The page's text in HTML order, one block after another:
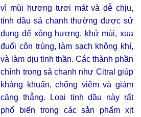
vì mùi hương tươi mát và dễ chịu,
tinh dầu sả chanh thường được sử
dụng để xông hương, khử mùi, xua
đuổi côn trùng, làm sạch không khí,
và làm dịu tinh thần. Các thành phần
chính trong sả chanh như Citral giúp
kháng khuẩn, chống viêm và giảm
căng thẳng. Loại tinh dầu này rất
phổ biến trong các sản phẩm xịt